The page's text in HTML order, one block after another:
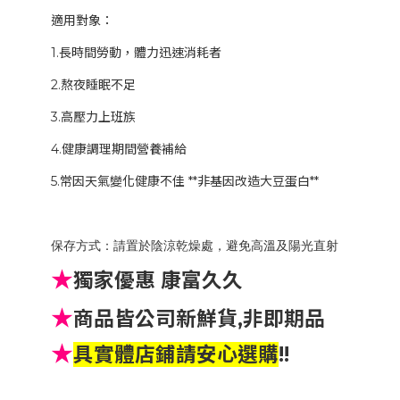
適用對象：
1.長時間勞動，體力迅速消耗者
2.熬夜睡眠不足
3.高壓力上班族
4.健康調理期間營養補給
5.常因天氣變化健康不佳 **非基因改造大豆蛋白**
保存方式：請置於陰涼乾燥處，避免高溫及陽光直射
★獨家優惠 康富久久
★商品皆公司新鮮貨,非即期品
★具實體店鋪請安心選購!!